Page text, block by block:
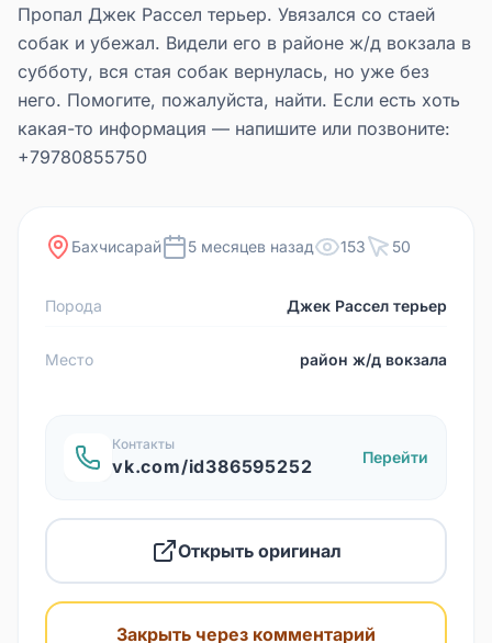
Пропал Джек Рассел терьер. Увязался со стаей
собак и убежал. Видели его в районе ж/д вокзала в
субботу, вся стая собак вернулась, но уже без
него. Помогите, пожалуйста, найти. Если есть хоть
какая-то информация — напишите или позвоните:
+79780855750
Бахчисарай 5 месяцев назад 153 50
Порода Джек Рассел терьер
Место район ж/д вокзала
Контакты
vk.com/id386595252 Перейти
Открыть оригинал
Закрыть через комментарий